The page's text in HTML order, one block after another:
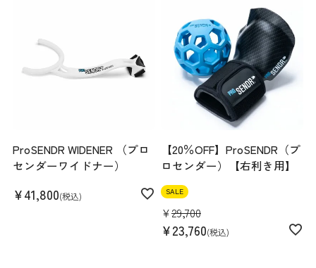
ProSENDR WIDENER （プロ
センダーワイドナー）
¥41,800 税込
【20％OFF】ProSENDR（プ
ロセンダー）【右利き用】
SALE
¥29,700
¥23,760 税込